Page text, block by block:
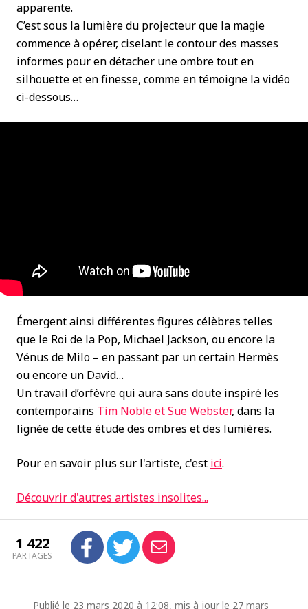
apparente.
C’est sous la lumière du projecteur que la magie
commence à opérer, ciselant le contour des masses
informes pour en détacher une ombre tout en
silhouette et en finesse, comme en témoigne la vidéo
ci-dessous…
Émergent ainsi différentes figures célèbres telles
que le Roi de la Pop, Michael Jackson, ou encore la
Vénus de Milo – en passant par un certain Hermès
ou encore un David…
Un travail d’orfèvre qui aura sans doute inspiré les
contemporains Tim Noble et Sue Webster, dans la
lignée de cette étude des ombres et des lumières.
Pour en savoir plus sur l'artiste, c'est ici.
Découvrir d'autres artistes insolites...
1 422
PARTAGES
Publié le 23 mars 2020 à 12:08, mis à jour le 27 mars